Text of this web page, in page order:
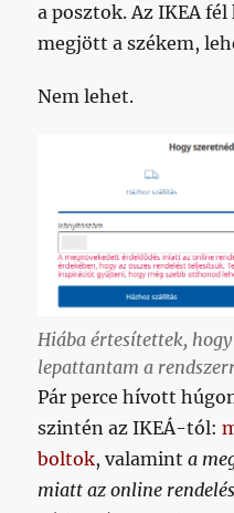
a posztok. Az IKEA
megjött a székem,
Nem lehet.
Hiába értesítettek,
lepattantam a
Pár perce hívott
szintén az IKEÁ-tól:
boltok, valaminta
miatt az online